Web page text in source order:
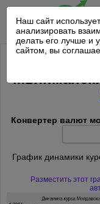
Наш сайт
анализировать
делать его лучше и
сайтом, вы
Курс 10
Конвертер валют
График динамики
Разместить этот